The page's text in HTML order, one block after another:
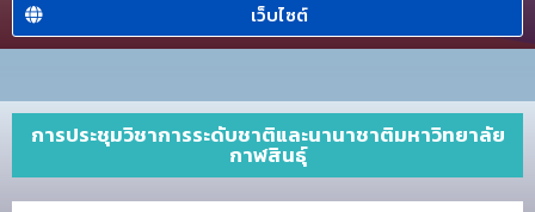
เว็บไซต์
การประชุมวิชาการระดับชาติและนานาชาติมหาวิทยาลัย
กาฬสินธุ์